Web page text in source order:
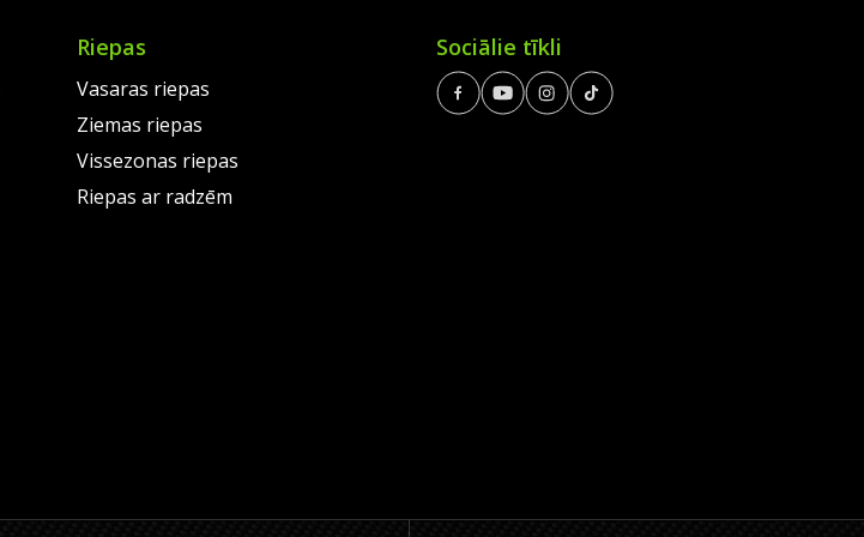
Riepas
Vasaras riepas
Ziemas riepas
Vissezonas riepas
Riepas ar radzēm
Sociālie tīkli